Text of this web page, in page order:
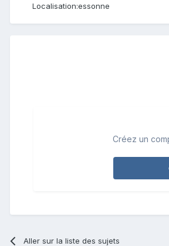
Localisation:essonne
Créez un
Aller sur la liste des sujets